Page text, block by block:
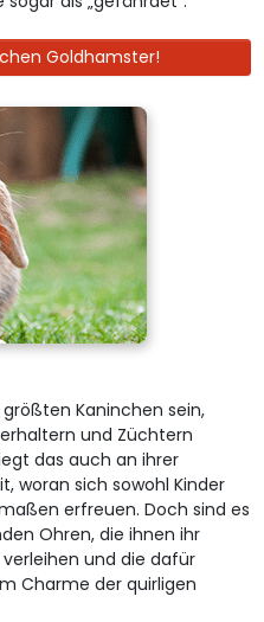
Goldhamster!
Kaninchen sein,
und Züchtern
das auch an ihrer
woran sich sowohl Kinder
erfreuen. Doch sind es
Ohren, die ihnen ihr
und die dafür
Charme der quirligen